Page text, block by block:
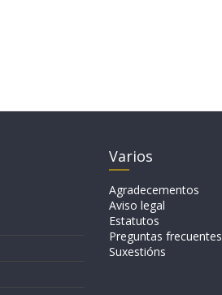
Varios
Agradecementos
Aviso legal
Estatutos
Preguntas frecuentes
Suxestións